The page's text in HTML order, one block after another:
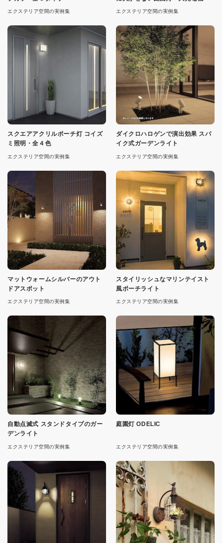
エクステリア空間の実例集 エクステリア空間の実例集
スクエアアクリルポーチ灯 コイズ
ミ照明・全４色
エクステリア空間の実例集
ダイクロハロゲンで演出効果 スパ
イク式ガーデンライト
エクステリア空間の実例集
マットウォームシルバーのアウト
ドアスポット
エクステリア空間の実例集
スタイリッシュなマリンテイスト
風ポーチライト
エクステリア空間の実例集
自動点滅式 スタンドタイプのガー
デンライト
エクステリア空間の実例集
庭園灯 ODELIC
エクステリア空間の実例集